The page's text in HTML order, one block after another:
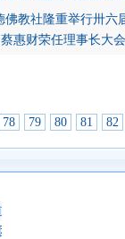
佛教社隆重举行卅六
惠财荣任理事长大
78 79 80 81 82
日延僧诵经祈福
蔡义批会长率领抵